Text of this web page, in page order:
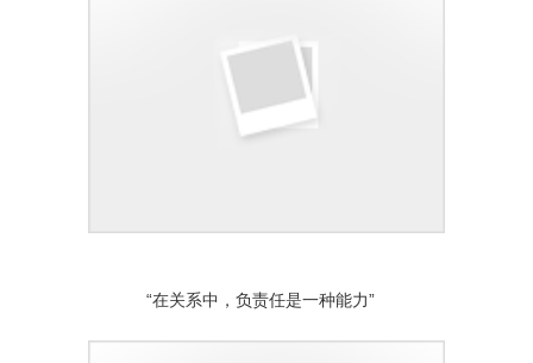
“在关系中，负责任是一种能力”